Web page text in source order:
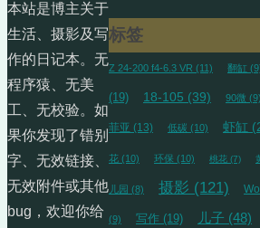
标签
Z 24-200 f4-6.3 VR (11) 翻缸
(19) 18-105 (39) 90微 (9)
菲亚 (13) 低碳 (10) 虾缸
花 (10) 环保 (10) 桃花 (7)
儿园 (8) 摄影 (121)
(9) 写作 (19) 儿子 (48)
本站是博主关于
生活、摄影及写
作的日记本。无
程序猿、无美
工、无校验。如
果你发现了错别
字、无效链接、
无效附件或其他
bug，欢迎你给